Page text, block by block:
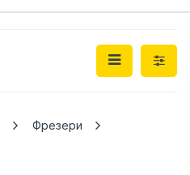
Фрезери